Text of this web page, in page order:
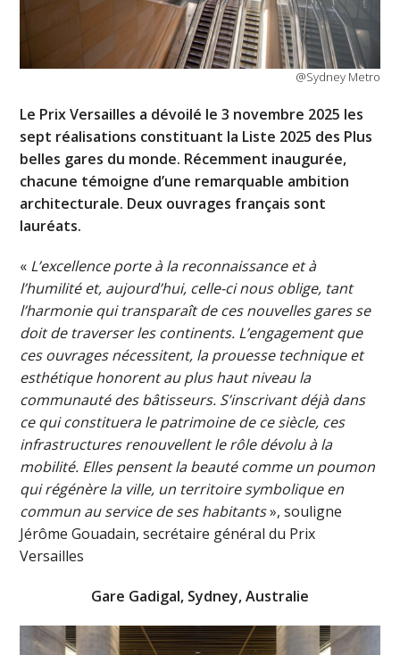
@Sydney Metro
Le Prix Versailles a dévoilé le 3 novembre 2025 les
sept réalisations constituant la Liste 2025 des Plus
belles gares du monde. Récemment inaugurée,
chacune témoigne d’une remarquable ambition
architecturale. Deux ouvrages français sont
lauréats.
« L’excellence porte à la reconnaissance et à
l’humilité et, aujourd’hui, celle-ci nous oblige, tant
l’harmonie qui transparaît de ces nouvelles gares se
doit de traverser les continents. L’engagement que
ces ouvrages nécessitent, la prouesse technique et
esthétique honorent au plus haut niveau la
communauté des bâtisseurs. S’inscrivant déjà dans
ce qui constituera le patrimoine de ce siècle, ces
infrastructures renouvellent le rôle dévolu à la
mobilité. Elles pensent la beauté comme un poumon
qui régénère la ville, un territoire symbolique en
commun au service de ses habitants», souligne
Jérôme Gouadain, secrétaire général du Prix
Versailles
Gare Gadigal, Sydney, Australie